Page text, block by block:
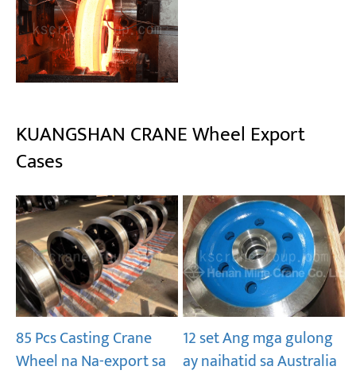
KUANGSHAN CRANE Wheel Export
Cases
85 Pcs Casting Crane
Wheel na Na-export sa
12 set Ang mga gulong
ay naihatid sa Australia